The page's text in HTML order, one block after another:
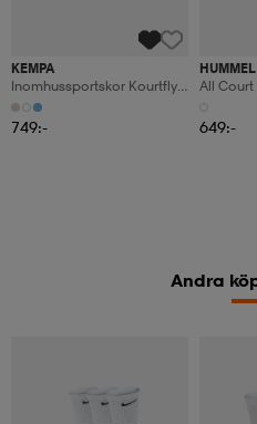
KEMPA
Inomhussportskor Kourtfly
Three W
749:-
HUMMEL
All Court
649:-
Andra